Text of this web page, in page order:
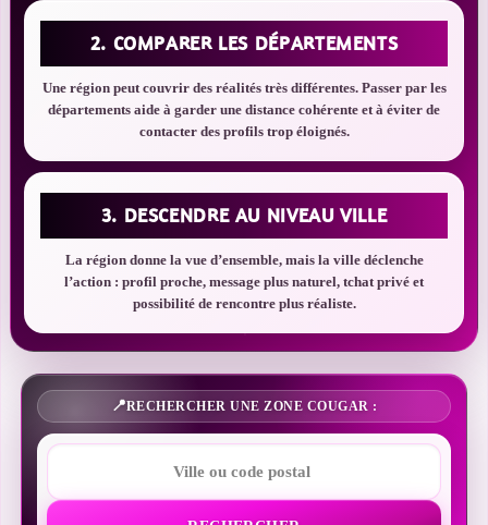
2. COMPARER LES DÉPARTEMENTS
Une région peut couvrir des réalités très différentes. Passer par les
départements aide à garder une distance cohérente et à éviter de
contacter des profils trop éloignés.
3. DESCENDRE AU NIVEAU VILLE
La région donne la vue d’ensemble, mais la ville déclenche
l’action : profil proche, message plus naturel, tchat privé et
possibilité de rencontre plus réaliste.
RECHERCHER UNE ZONE COUGAR :